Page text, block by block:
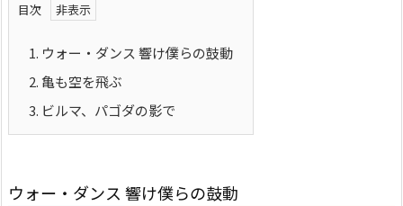
目次
1. ウォー・ダンス 響け僕らの鼓動
2. 亀も空を飛ぶ
3. ビルマ、パゴダの影で
ウォー・ダンス 響け僕らの鼓動